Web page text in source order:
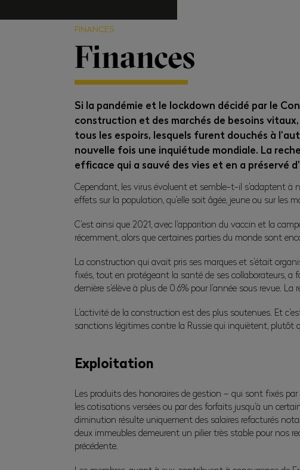
FINANCES
Finances
Si la pandémie et le lockdown décidé par le
construction et des marchés de besoins
tous les espoirs, lesquels furent douchés à
nouvelle fois une inquiétude mondiale. La
efficace qui a sauvé des vies et en a préservé
Cependant, les virus évoluent et semble-t-il s’adaptent à
effets sur la population, qu’elle soit âgée, jeune ou sur les
C’est ainsi que 2021, avec l’apparition du vaccin et la
récemment, alors que certaines parties du monde sont
La construction qui avait pris ses marques et s’était
fixés, tout en protégeant la santé de ses collaborateurs, a
dernière s’élève à plus de 0.6% pour l’année sous revue.
L’activité de la construction est des plus soutenues. Et
sanctions légitimes contre la Russie qui inquiètent,
Exploitation
Les produits des honoraires de gestion – qui sont fixés
les cotisations versées ou par des forfaits jusqu’à un
diminution résulte uniquement des salaires refacturés
deux immeubles demeurent un pilier très stable pour nos
précédente.